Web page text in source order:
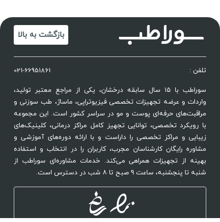
بازگشت به بالا
تلفن : 021-66951861
سوراطب با ۱۵ سال سابقه درخشان، یکی از مراجع معتبر تولید،
واردات و عرضه تجهیزات تخصصی فیزیوتراپی، ماساژ، طب سوزنی و
مراقبت‌های حرفه‌ای پوست و مو در سراسر کشور است. این مجموعه
با رویکرد تخصصی، توانایی تجهیز کامل مراکز درمانی، کلینیک‌های
زیبایی و مراکز تخصصی را داراست و با ارائه دوره‌های آموزشی و
مشاوره رایگان کارشناسان مجرب، کاربران را در انتخاب و استفاده
بهینه از تجهیزات همراهی می‌کند. خدمات مشاوره‌ای سوراطب از
شنبه تا پنجشنبه، ساعت ۹ صبح تا ۸ شب در دسترس است.